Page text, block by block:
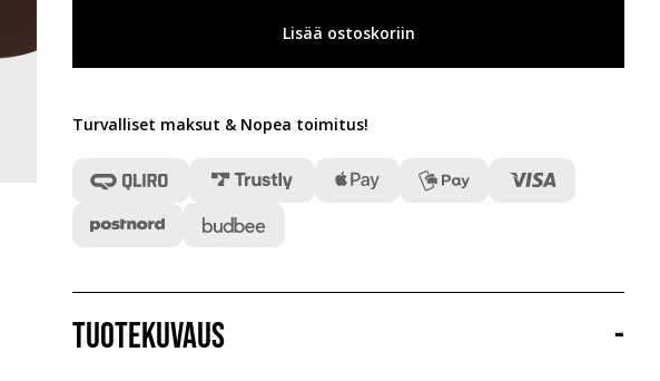
Lisää ostoskoriin
Turvalliset maksut & Nopea toimitus!
Tuotekuvaus -